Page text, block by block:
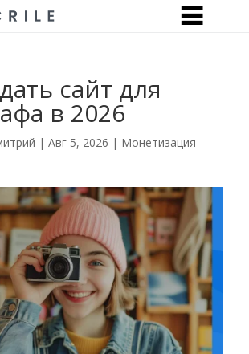
сайт для
в 2026
| Авг 5, 2026 | Монетизация